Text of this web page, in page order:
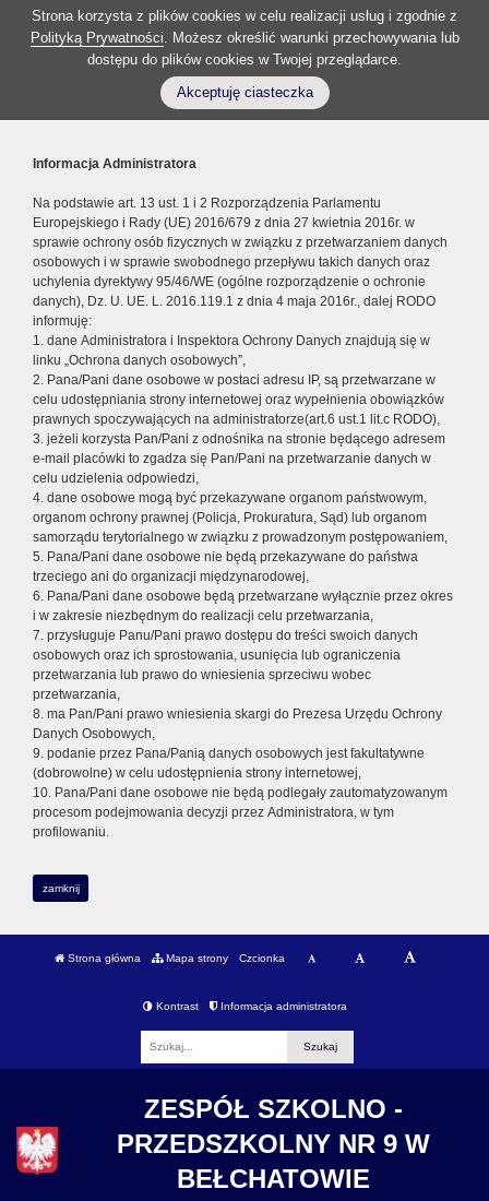
Strona korzysta z plików cookies w celu realizacji usług i zgodnie z
Polityką Prywatności. Możesz określić warunki przechowywania lub
dostępu do plików cookies w Twojej przeglądarce.
Akceptuję ciasteczka
Informacja Administratora
Na podstawie art. 13 ust. 1 i 2 Rozporządzenia Parlamentu
Europejskiego i Rady (UE) 2016/679 z dnia 27 kwietnia 2016r. w
sprawie ochrony osób fizycznych w związku z przetwarzaniem danych
osobowych i w sprawie swobodnego przepływu takich danych oraz
uchylenia dyrektywy 95/46/WE (ogólne rozporządzenie o ochronie
danych), Dz. U. UE. L. 2016.119.1 z dnia 4 maja 2016r., dalej RODO
informuję:
1. dane Administratora i Inspektora Ochrony Danych znajdują się w
linku „Ochrona danych osobowych”,
2. Pana/Pani dane osobowe w postaci adresu IP, są przetwarzane w
celu udostępniania strony internetowej oraz wypełnienia obowiązków
prawnych spoczywających na administratorze(art.6 ust.1 lit.c RODO),
3. jeżeli korzysta Pan/Pani z odnośnika na stronie będącego adresem
e-mail placówki to zgadza się Pan/Pani na przetwarzanie danych w
celu udzielenia odpowiedzi,
4. dane osobowe mogą być przekazywane organom państwowym,
organom ochrony prawnej (Policja, Prokuratura, Sąd) lub organom
samorządu terytorialnego w związku z prowadzonym postępowaniem,
5. Pana/Pani dane osobowe nie będą przekazywane do państwa
trzeciego ani do organizacji międzynarodowej,
6. Pana/Pani dane osobowe będą przetwarzane wyłącznie przez okres
i w zakresie niezbędnym do realizacji celu przetwarzania,
7. przysługuje Panu/Pani prawo dostępu do treści swoich danych
osobowych oraz ich sprostowania, usunięcia lub ograniczenia
przetwarzania lub prawo do wniesienia sprzeciwu wobec
przetwarzania,
8. ma Pan/Pani prawo wniesienia skargi do Prezesa Urzędu Ochrony
Danych Osobowych,
9. podanie przez Pana/Panią danych osobowych jest fakultatywne
(dobrowolne) w celu udostępnienia strony internetowej,
10. Pana/Pani dane osobowe nie będą podlegały zautomatyzowanym
procesom podejmowania decyzji przez Administratora, w tym
profilowaniu.
zamknij
Strona główna Mapa strony Czcionka
Kontrast Informacja administratora
ZESPÓŁ SZKOLNO -
PRZEDSZKOLNY NR 9 W
BEŁCHATOWIE